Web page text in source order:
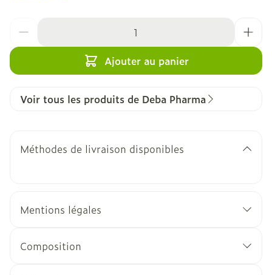
Ajouter au panier
Voir tous les produits de Deba Pharma
Méthodes de livraison disponibles
Mentions légales
Composition